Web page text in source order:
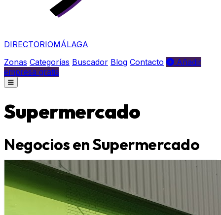
DIRECTORIOMÁLAGA
Zonas Categorías Buscador Blog Contacto
Añadir
empresa gratis
Supermercado
Negocios en Supermercado